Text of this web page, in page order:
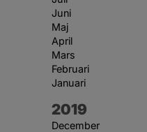
Juni
Maj
April
Mars
Februari
Januari
År:
2019
December